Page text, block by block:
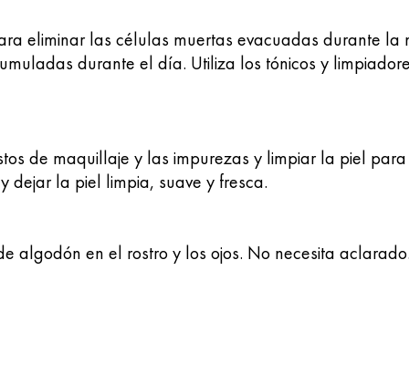
eliminar las células muertas evacuadas durante
durante el día. Utiliza los tónicos y
de maquillaje y las impurezas y limpiar la piel
dejar la piel limpia, suave y fresca.
algodón en el rostro y los ojos. No necesita aclarado.